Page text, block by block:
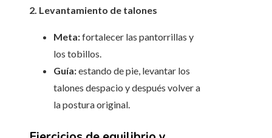
2. Levantamiento de talones
Meta:fortalecer las pantorrillas y
los tobillos.
Guía:estando de pie, levantar los
talones despacio y después volver a
la postura original.